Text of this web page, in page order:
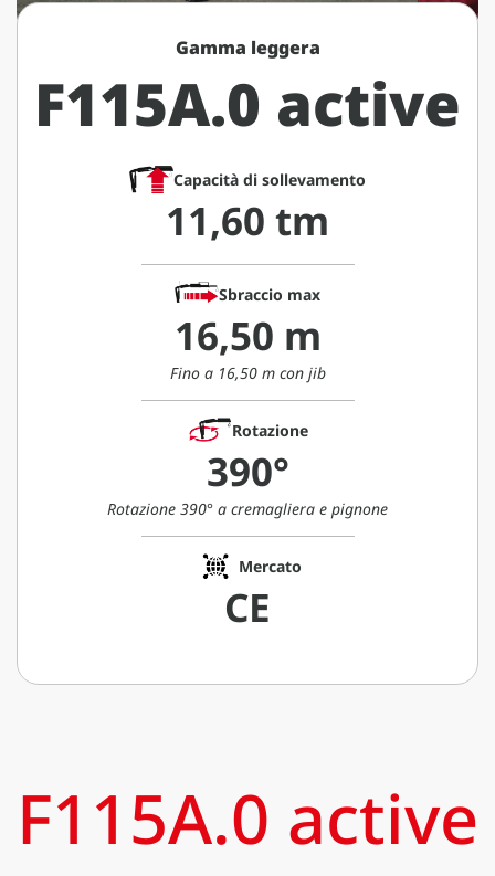
Gamma leggera
F115A.0 active
Capacità di sollevamento
11,60 tm
Sbraccio max
16,50 m
Fino a 16,50 m con jib
Rotazione
390°
Rotazione 390° a cremagliera e pignone
Mercato
CE
F115A.0 active